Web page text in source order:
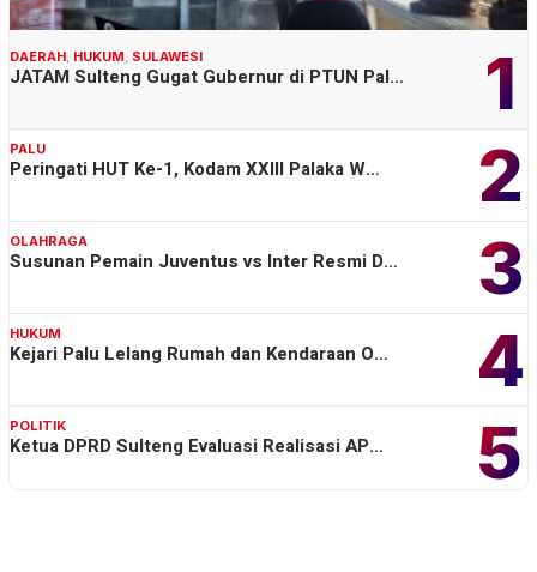
1
DAERAH HUKUM SULAWESI
JATAM Sulteng Gugat Gubernur di PTUN Pal…
2
PALU
Peringati HUT Ke-1, Kodam XXIII Palaka W…
3
OLAHRAGA
Susunan Pemain Juventus vs Inter Resmi D…
4
HUKUM
Kejari Palu Lelang Rumah dan Kendaraan O…
5
POLITIK
Ketua DPRD Sulteng Evaluasi Realisasi AP…